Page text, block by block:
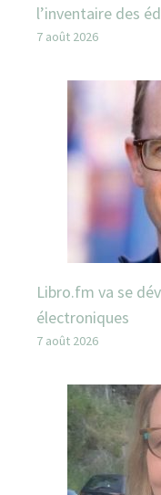
l’inventaire des
7 août 2026
Libro.fm va se
électroniques
7 août 2026